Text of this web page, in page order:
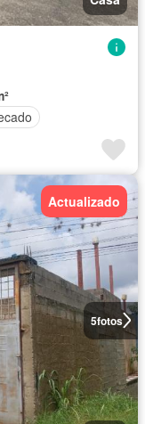
5fotos
Actualizado